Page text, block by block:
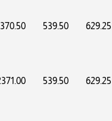
629.25
539.50
629.25
539.50